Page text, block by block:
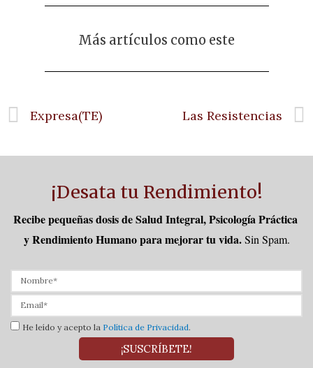
Más artículos como este
Expresa(TE) Las Resistencias
¡Desata tu Rendimiento!
Recibe pequeñas dosis de Salud Integral, Psicología Práctica
y Rendimiento Humano para mejorar tu vida. Sin Spam.
He leído y acepto la Política de Privacidad.
¡SUSCRÍBETE!